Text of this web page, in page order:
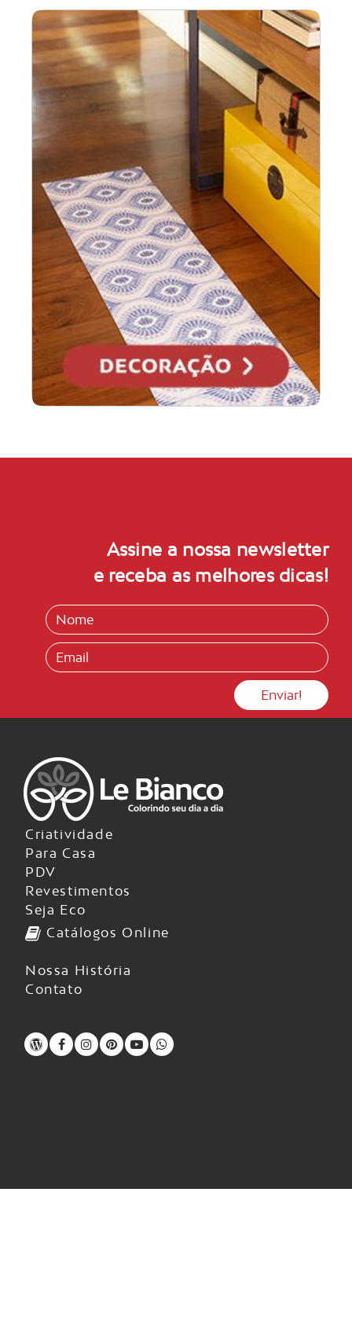
Assine a nossa newsletter
e receba as melhores dicas!
Criatividade
Para Casa
PDV
Revestimentos
Seja Eco
Catálogos Online
Nossa História
Contato